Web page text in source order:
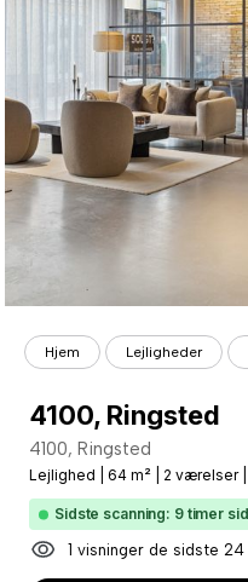
Hjem Lejligheder
4100, Ringsted
4100, Ringsted
Lejlighed 64 m² 2 værelser
Sidste scanning: 9 timer
1 visninger de sidste